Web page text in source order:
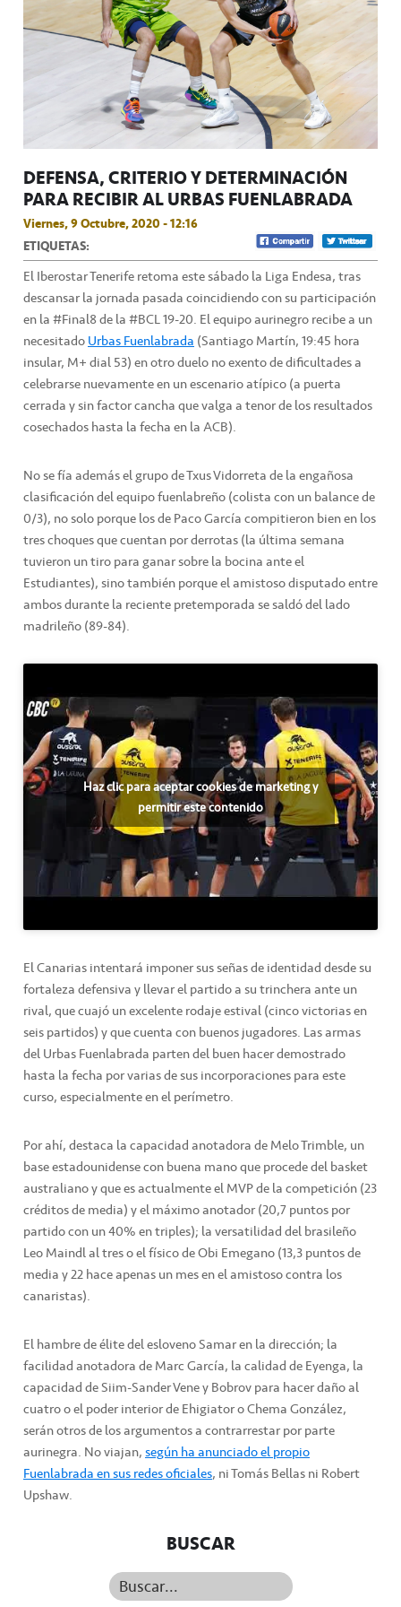
DEFENSA, CRITERIO Y DETERMINACIÓN
PARA RECIBIR AL URBAS FUENLABRADA
Viernes, 9 Octubre, 2020 - 12:16
ETIQUETAS:
El Iberostar Tenerife retoma este sábado la Liga Endesa, tras
descansar la jornada pasada coincidiendo con su participación
en la #Final8 de la #BCL 19-20. El equipo aurinegro recibe a un
necesitadoUrbas Fuenlabrada(Santiago Martín, 19:45 hora
insular, M+ dial 53) en otro duelo no exento de dificultades a
celebrarse nuevamente en un escenario atípico (a puerta
cerrada y sin factor cancha que valga a tenor de los resultados
cosechados hasta la fecha en la ACB).
No se fía además el grupo de Txus Vidorreta de la engañosa
clasificación del equipo fuenlabreño (colista con un balance de
0/3), no solo porque los de Paco García compitieron bien en los
tres choques que cuentan por derrotas (la última semana
tuvieron un tiro para ganar sobre la bocina ante el
Estudiantes), sino también porque el amistoso disputado entre
ambos durante la reciente pretemporada se saldó del lado
madrileño (89-84).
Haz clic para aceptar cookies de marketing y
permitir este contenido
El Canarias intentará imponer sus señas de identidad desde su
fortaleza defensiva y llevar el partido a su trinchera ante un
rival, que cuajó un excelente rodaje estival (cinco victorias en
seis partidos) y que cuenta con buenos jugadores. Las armas
del Urbas Fuenlabrada parten del buen hacer demostrado
hasta la fecha por varias de sus incorporaciones para este
curso, especialmente en el perímetro.
Por ahí, destaca la capacidad anotadora de Melo Trimble, un
base estadounidense con buena mano que procede del basket
australiano y que es actualmente el MVP de la competición (23
créditos de media) y el máximo anotador (20,7 puntos por
partido con un 40% en triples); la versatilidad del brasileño
Leo Maindl al tres o el físico de Obi Emegano (13,3 puntos de
media y 22 hace apenas un mes en el amistoso contra los
canaristas).
El hambre de élite del esloveno Samar en la dirección; la
facilidad anotadora de Marc García, la calidad de Eyenga, la
capacidad de Siim-Sander Vene y Bobrov para hacer daño al
cuatro o el poder interior de Ehigiator o Chema González,
serán otros de los argumentos a contrarrestar por parte
aurinegra. No viajan,según ha anunciado el propio
Fuenlabrada en sus redes oficiales, ni Tomás Bellas ni Robert
Upshaw.
BUSCAR
Buscar...